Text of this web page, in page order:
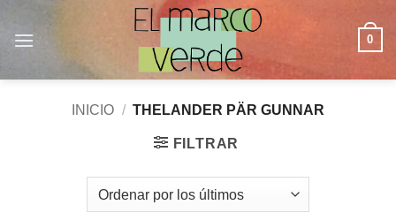
0
INICIO / THELANDER PÄR GUNNAR
FILTRAR